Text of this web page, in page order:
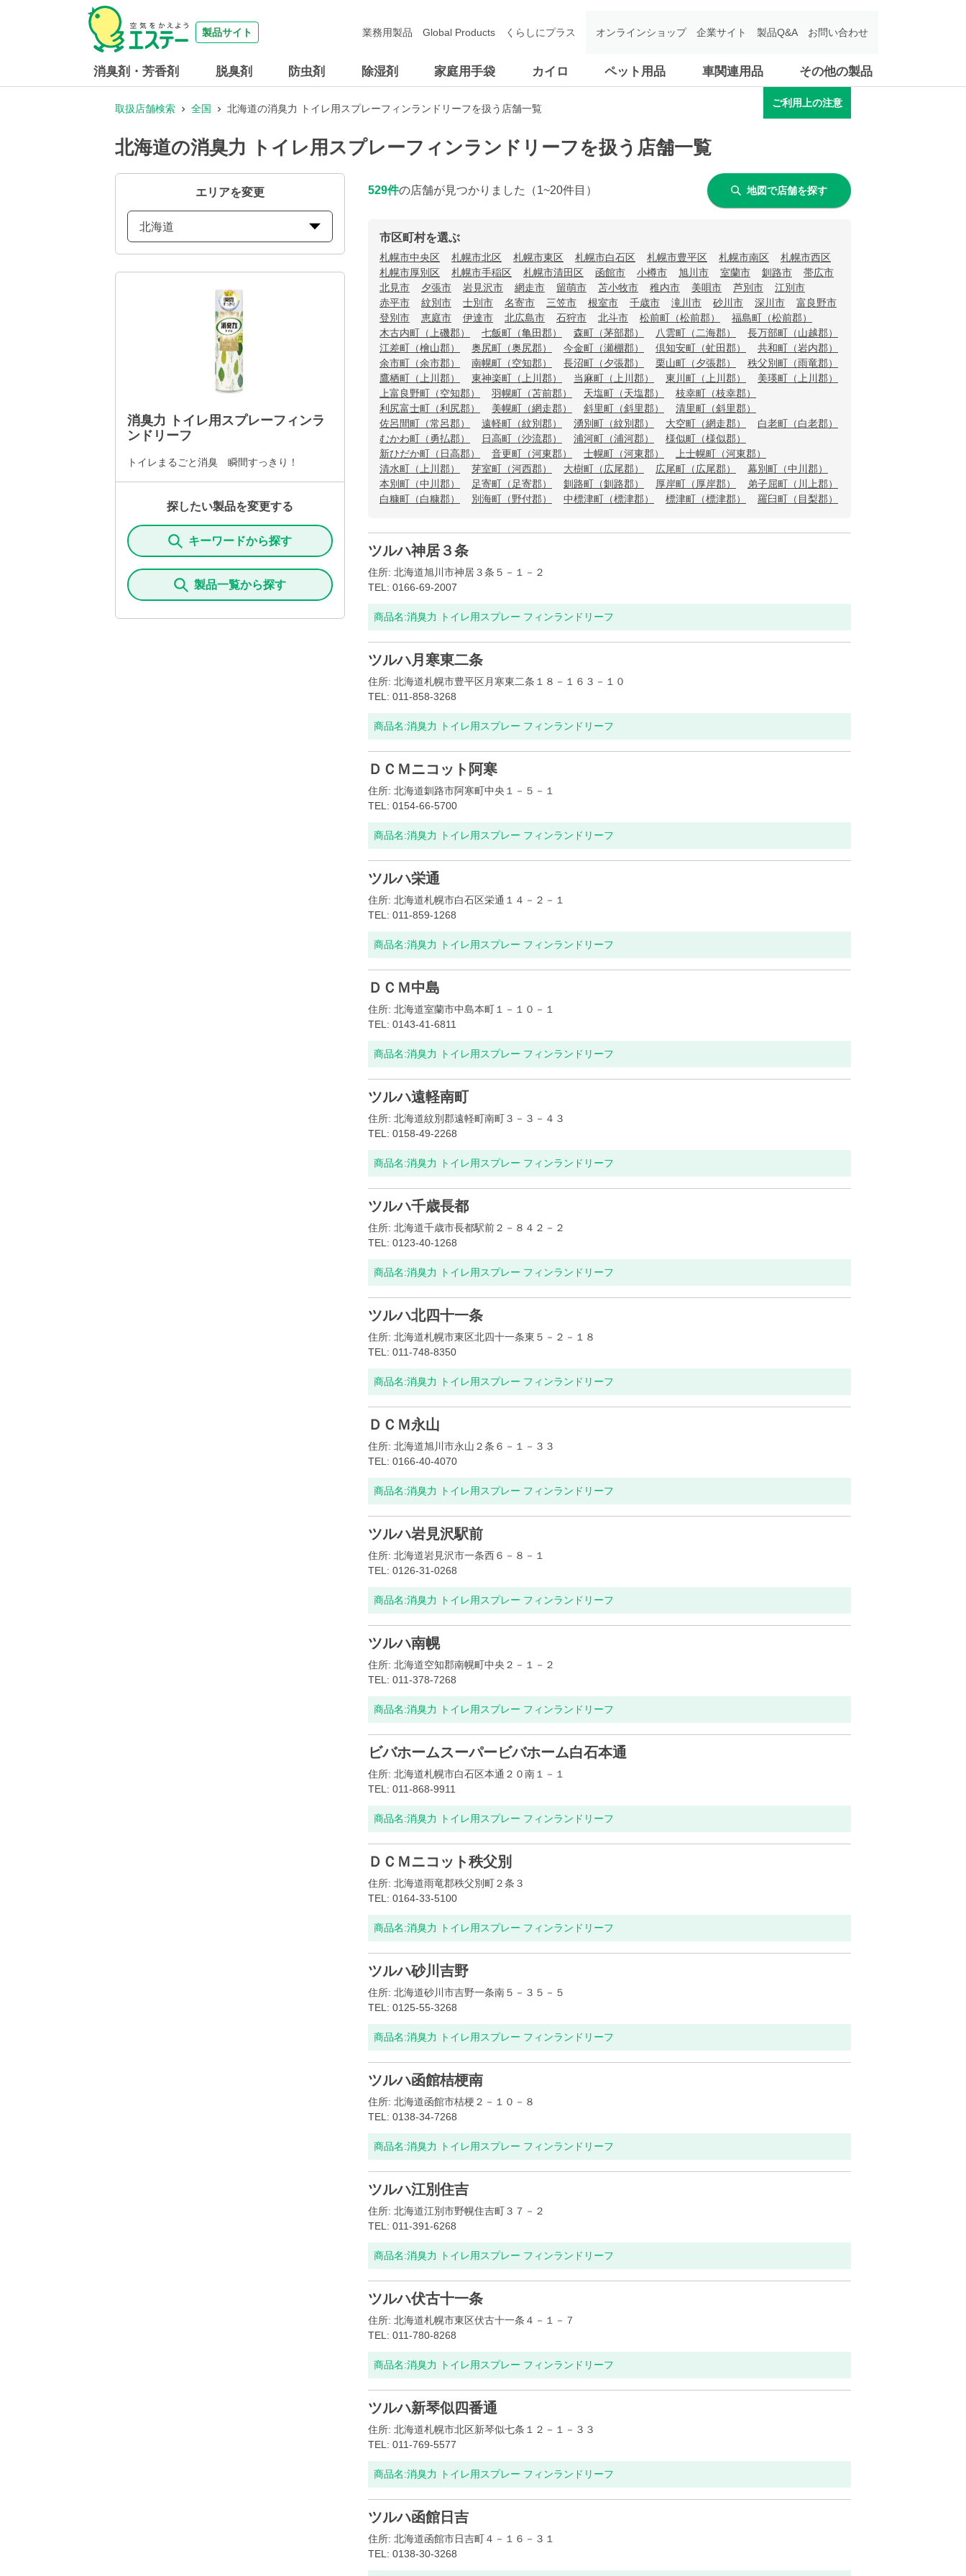
製品サイト
消臭剤・芳香剤 脱臭剤 防虫剤 除湿剤 家庭用手袋 カイロ ペット用品 車関連用品 その他の製品
業務用製品 Global Products くらしにプラス オンラインショップ 企業サイト 製品Q&A お問い合わせ
取扱店舗検索 全国 北海道の消臭力 トイレ用スプレーフィンランドリーフを扱う店舗一覧
ご利用上の注意
北海道の消臭力 トイレ用スプレーフィンランドリーフを扱う店舗一覧
エリアを変更
北海道
消臭力 トイレ用スプレーフィンラ
ンドリーフ
トイレまるごと消臭 瞬間すっきり！
探したい製品を変更する
キーワードから探す
製品一覧から探す
529件の店舗が見つかりました （1~20件目） 地図で店舗を探す
市区町村を選ぶ
札幌市中央区 札幌市北区 札幌市東区 札幌市白石区 札幌市豊平区 札幌市南区
札幌市西区
札幌市厚別区
札幌市手稲区 札幌市清田区 函館市 小樽市 旭川市 室蘭市 釧路市
帯広市
北見市
夕張市 岩見沢市 網走市 留萌市 苫小牧市 稚内市 美唄市 芦別市
江別市
赤平市
紋別市 士別市 名寄市 三笠市 根室市 千歳市 滝川市 砂川市 深川市
富良野市
登別市
恵庭市 伊達市 北広島市 石狩市 北斗市 松前町（松前郡）
福島町（松前郡）
木古内町（上磯郡）
七飯町（亀田郡） 森町（茅部郡） 八雲町（二海郡）
長万部町（山越郡）
江差町（檜山郡）
奥尻町（奥尻郡） 今金町（瀬棚郡） 倶知安町（虻田郡）
共和町（岩内郡）
余市町（余市郡）
南幌町（空知郡） 長沼町（夕張郡） 栗山町（夕張郡）
秩父別町（雨竜郡）
鷹栖町（上川郡）
東神楽町（上川郡） 当麻町（上川郡） 東川町（上川郡）
美瑛町（上川郡）
上富良野町（空知郡）
羽幌町（苫前郡） 天塩町（天塩郡）
枝幸町（枝幸郡）
利尻富士町（利尻郡）
美幌町（網走郡） 斜里町（斜里郡）
清里町（斜里郡）
佐呂間町（常呂郡）
遠軽町（紋別郡） 湧別町（紋別郡） 大空町（網走郡）
白老町（白老郡）
むかわ町（勇払郡）
日高町（沙流郡） 浦河町（浦河郡）
様似町（様似郡）
新ひだか町（日高郡）
音更町（河東郡） 士幌町（河東郡）
上士幌町（河東郡）
清水町（上川郡）
芽室町（河西郡） 大樹町（広尾郡） 広尾町（広尾郡）
幕別町（中川郡）
本別町（中川郡）
足寄町（足寄郡） 釧路町（釧路郡） 厚岸町（厚岸郡）
弟子屈町（川上郡）
白糠町（白糠郡）
別海町（野付郡） 中標津町（標津郡） 標津町（標津郡） 羅臼町（目梨郡）
ツルハ神居３条
住所: 北海道旭川市神居３条５－１－２
TEL: 0166-69-2007
商品名:消臭力 トイレ用スプレー フィンランドリーフ
ツルハ月寒東二条
住所: 北海道札幌市豊平区月寒東二条１８－１６３－１０
TEL: 011-858-3268
商品名:消臭力 トイレ用スプレー フィンランドリーフ
ＤＣＭニコット阿寒
住所: 北海道釧路市阿寒町中央１－５－１
TEL: 0154-66-5700
商品名:消臭力 トイレ用スプレー フィンランドリーフ
ツルハ栄通
住所: 北海道札幌市白石区栄通１４－２－１
TEL: 011-859-1268
商品名:消臭力 トイレ用スプレー フィンランドリーフ
ＤＣＭ中島
住所: 北海道室蘭市中島本町１－１０－１
TEL: 0143-41-6811
商品名:消臭力 トイレ用スプレー フィンランドリーフ
ツルハ遠軽南町
住所: 北海道紋別郡遠軽町南町３－３－４３
TEL: 0158-49-2268
商品名:消臭力 トイレ用スプレー フィンランドリーフ
ツルハ千歳長都
住所: 北海道千歳市長都駅前２－８４２－２
TEL: 0123-40-1268
商品名:消臭力 トイレ用スプレー フィンランドリーフ
ツルハ北四十一条
住所: 北海道札幌市東区北四十一条東５－２－１８
TEL: 011-748-8350
商品名:消臭力 トイレ用スプレー フィンランドリーフ
ＤＣＭ永山
住所: 北海道旭川市永山２条６－１－３３
TEL: 0166-40-4070
商品名:消臭力 トイレ用スプレー フィンランドリーフ
ツルハ岩見沢駅前
住所: 北海道岩見沢市一条西６－８－１
TEL: 0126-31-0268
商品名:消臭力 トイレ用スプレー フィンランドリーフ
ツルハ南幌
住所: 北海道空知郡南幌町中央２－１－２
TEL: 011-378-7268
商品名:消臭力 トイレ用スプレー フィンランドリーフ
ビバホームスーパービバホーム白石本通
住所: 北海道札幌市白石区本通２０南１－１
TEL: 011-868-9911
商品名:消臭力 トイレ用スプレー フィンランドリーフ
ＤＣＭニコット秩父別
住所: 北海道雨竜郡秩父別町２条３
TEL: 0164-33-5100
商品名:消臭力 トイレ用スプレー フィンランドリーフ
ツルハ砂川吉野
住所: 北海道砂川市吉野一条南５－３５－５
TEL: 0125-55-3268
商品名:消臭力 トイレ用スプレー フィンランドリーフ
ツルハ函館桔梗南
住所: 北海道函館市桔梗２－１０－８
TEL: 0138-34-7268
商品名:消臭力 トイレ用スプレー フィンランドリーフ
ツルハ江別住吉
住所: 北海道江別市野幌住吉町３７－２
TEL: 011-391-6268
商品名:消臭力 トイレ用スプレー フィンランドリーフ
ツルハ伏古十一条
住所: 北海道札幌市東区伏古十一条４－１－７
TEL: 011-780-8268
商品名:消臭力 トイレ用スプレー フィンランドリーフ
ツルハ新琴似四番通
住所: 北海道札幌市北区新琴似七条１２－１－３３
TEL: 011-769-5577
商品名:消臭力 トイレ用スプレー フィンランドリーフ
ツルハ函館日吉
住所: 北海道函館市日吉町４－１６－３１
TEL: 0138-30-3268